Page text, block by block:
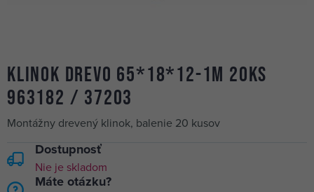
klinok drevo 65*18*12-1m 20ks
963182 / 37203
Montážny drevený klinok, balenie 20 kusov
Dostupnosť
Nie je skladom
Máte otázku?